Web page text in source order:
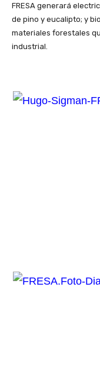
FRESA generará
de pino y eucalipto; y
materiales forestales
industrial.